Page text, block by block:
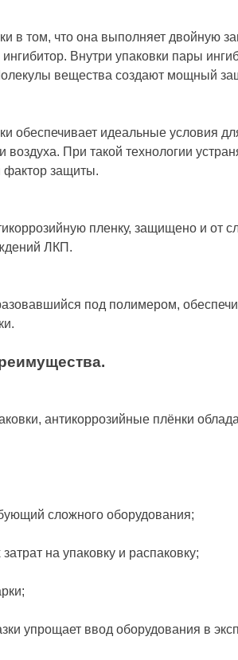
в том, что она выполняет двойную
Внутри упаковки пары
вещества создают мощный
обеспечивает идеальные условия
воздуха. При такой технологии
фактор защиты.
пленку, защищено и от
ЛКП.
под полимером,
антикоррозийные плёнки
сложного оборудования;
на упаковку и распаковку;
упрощает ввод оборудования в